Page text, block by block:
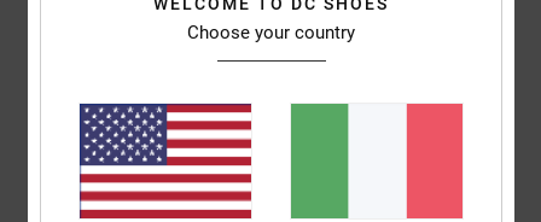
/5
Clement26. aprile 2026
Eccellente
Mostra originale - Français
Rapporto qualità-prezzo
Consiglio questo prodotto
Choose your country